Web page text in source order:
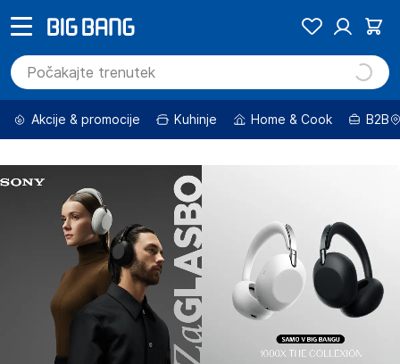
Akcije & promocije Kuhinje Home & Cook B2B